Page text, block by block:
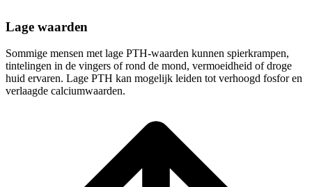
Lage waarden
Sommige mensen met lage PTH-waarden kunnen spierkrampen,
tintelingen in de vingers of rond de mond, vermoeidheid of droge
huid ervaren. Lage PTH kan mogelijk leiden tot verhoogd fosfor en
verlaagde calciumwaarden.